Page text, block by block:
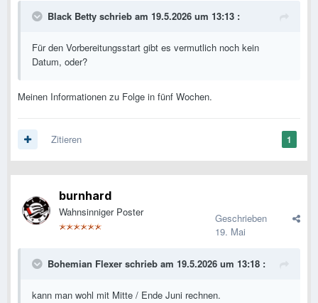
Black Betty schrieb am 19.5.2026 um 13:13 :
Für den Vorbereitungsstart gibt es vermutlich noch kein
Datum, oder?
Meinen Informationen zu Folge in fünf Wochen.
1
Zitieren
burnhard
Wahnsinniger Poster
Geschrieben
19. Mai
Bohemian Flexer schrieb am 19.5.2026 um 13:18 :
kann man wohl mit Mitte / Ende Juni rechnen.